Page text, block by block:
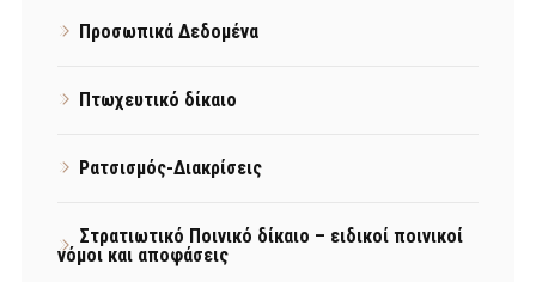
Προσωπικά Δεδομένα
Πτωχευτικό δίκαιο
Ρατσισμός-Διακρίσεις
Στρατιωτικό Ποινικό δίκαιο – ειδικοί ποινικοί
νόμοι και αποφάσεις